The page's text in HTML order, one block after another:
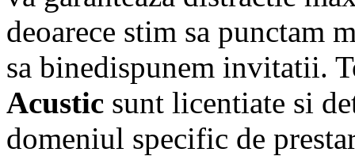
deoarece stim sa punctam
sa binedispunem invitatii.
Acustic sunt licentiate si
domeniul specific de